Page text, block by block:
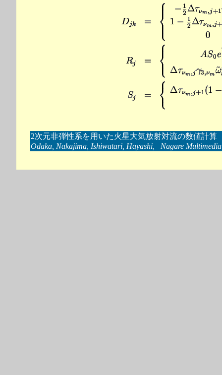
2次元非弾性系を用いた火星大気放射対流の数値計算
Odaka, Nakajima, Ishiwatari, Hayashi, Nagare